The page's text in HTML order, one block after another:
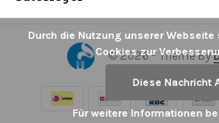
© 2026 - Theme By
Durch die Nutzung unserer
Cookies zur
Diese Nachricht
Für weitere Informationen